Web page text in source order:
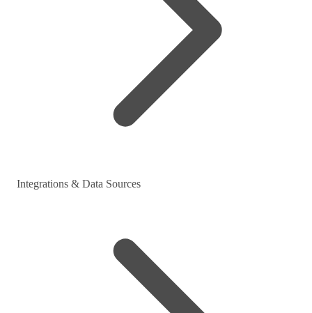
Integrations & Data Sources